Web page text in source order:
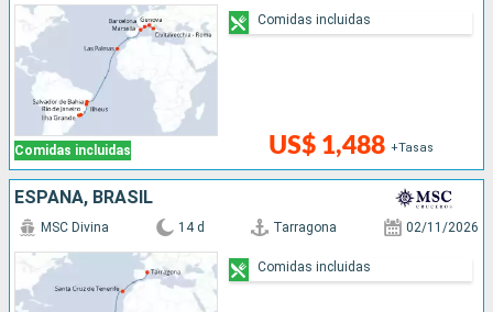
Comidas incluidas US$ 1,488 +Tasas
Comidas incluidas
ESPAÑA, BRASIL
MSC Divina 14 d Tarragona 02/11/2026
Comidas incluidas